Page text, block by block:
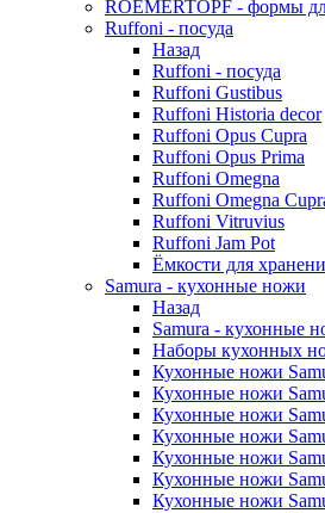
ROEMERTOPF - формы
Ruffoni - посуда
Назад
Ruffoni - посуда
Ruffoni Gustibus
Ruffoni Historia decor
Ruffoni Opus Cupra
Ruffoni Opus Prima
Ruffoni Omegna
Ruffoni Omegna
Ruffoni Vitruvius
Ruffoni Jam Pot
Ёмкости для
Samura - кухонные ножи
Назад
Samura - кухонные
Наборы кухонных
Кухонные ножи
Кухонные ножи
Кухонные ножи
Кухонные ножи
Кухонные ножи
Кухонные ножи
Кухонные ножи